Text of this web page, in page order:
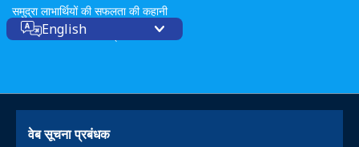
समुद्रा लाभार्थियों की सफलता की कहानी
अपने ऋण की स्थिति को ट्रैक करें
वेब सूचना प्रबंधक
English